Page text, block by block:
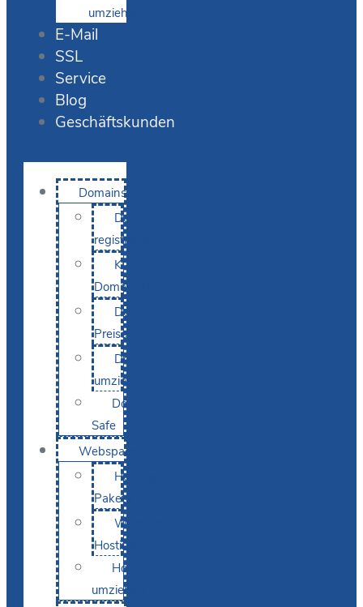
umziehen
E-Mail
SSL
Service
Blog
Geschäftskunden
Domains
Domain
registrieren
KI-
Domainsuche
Domain-
Preise
Domain
umziehen
Domain-
Safe
Webspace
Hosting-
Pakete
WordPress
Hosting
Hosting
umziehen